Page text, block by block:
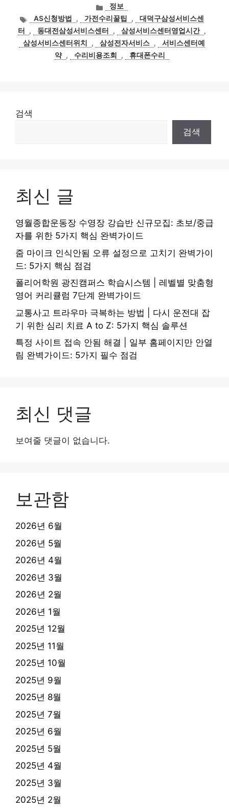
카
테
고
리
정보
태AS신청방법 , 가전수리꿀팁 ,
대덕구삼성서비스센
터
, 동대전삼성서비스센터 , 삼성서비스센터영업시간 ,
삼성서비스센터위치
, 삼성전자서비스 ,
서비스센터예
약 , 수리비용조회 , 휴대폰수리
검색
검색
최신 글
영월종합운동장 수영장 강습반 신규모집: 초보/중급
자를 위한 5가지 핵심 완벽가이드
줌 마이크 인식안됨 오류 설정으로 고치기 완벽가이
드: 5가지 핵심 점검
폴리어학원 광진캠퍼스 학습시스템 | 레벨별 맞춤형
영어 커리큘럼 7단계 완벽가이드
교통사고 트라우마 극복하는 방법 | 다시 운전대 잡
기 위한 심리 치료 A to Z: 5가지 핵심 솔루션
특정 사이트 접속 안됨 해결 | 일부 홈페이지만 안열
림 완벽가이드: 5가지 필수 점검
최신 댓글
보여줄 댓글이 없습니다.
보관함
2026년 6월
2026년 5월
2026년 4월
2026년 3월
2026년 2월
2026년 1월
2025년 12월
2025년 11월
2025년 10월
2025년 9월
2025년 8월
2025년 7월
2025년 6월
2025년 5월
2025년 4월
2025년 3월
2025년 2월